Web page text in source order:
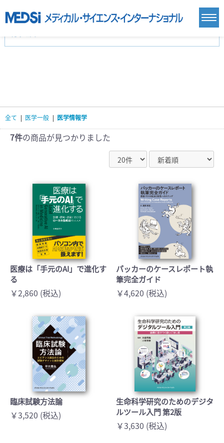
臨床医学:一般(359) 臨床医学:内科系(407)
基礎医学(93)
看護学(21)
医療技術(16)
栄養学(0)
薬学(7)
医学一般(91) マルチメディア(0)
全て | 医学一般 | 医学情報学
7件の商品が見つかりました
医療は「手元のAI」で進化す
る
￥2,860 (税込)
パッカーのケースレポート執
筆完全ガイド
￥4,620 (税込)
臨床試験方法論
￥3,520 (税込)
生命科学研究のためのデジタ
ルツール入門 第2版
￥3,630 (税込)